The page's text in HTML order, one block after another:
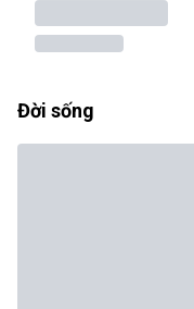
Đời sống